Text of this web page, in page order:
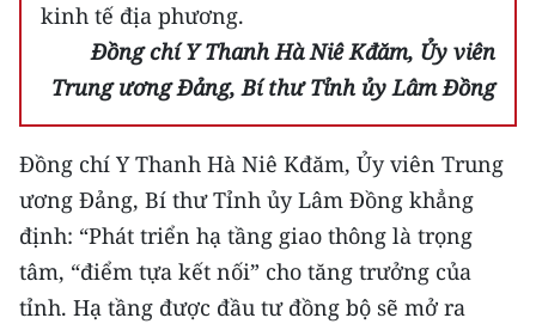
kinh tế địa phương.
Đồng chí Y Thanh Hà Niê Kđăm, Ủy viên
Trung ương Đảng, Bí thư Tỉnh ủy Lâm Đồng
Đồng chí Y Thanh Hà Niê Kđăm, Ủy viên Trung
ương Đảng, Bí thư Tỉnh ủy Lâm Đồng khẳng
định: “Phát triển hạ tầng giao thông là trọng
tâm, “điểm tựa kết nối” cho tăng trưởng của
tỉnh. Hạ tầng được đầu tư đồng bộ sẽ mở ra